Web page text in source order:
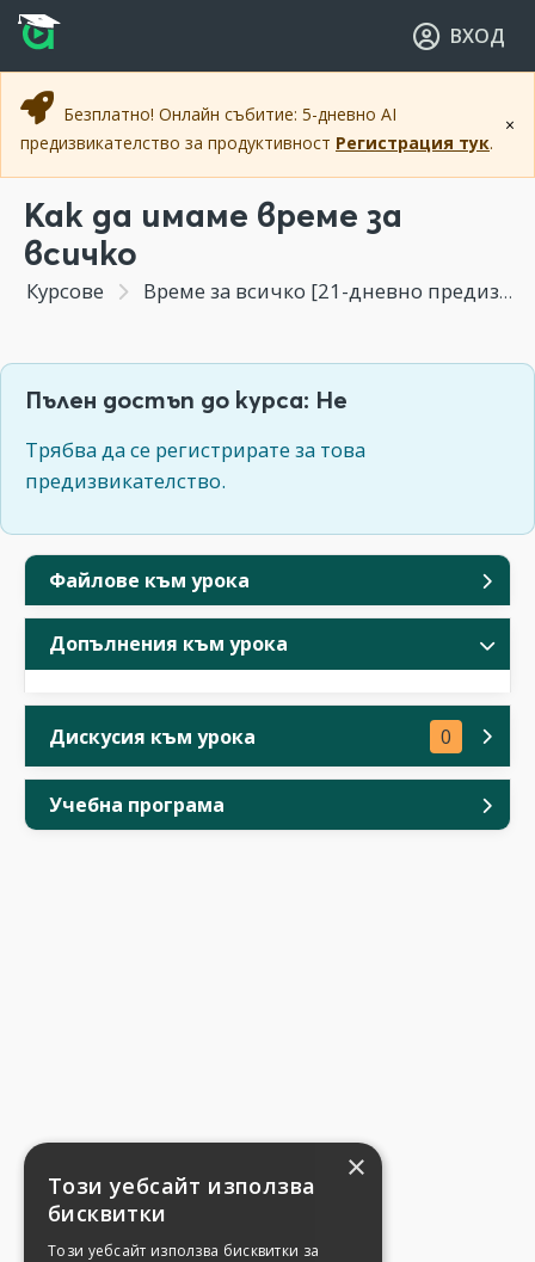
Прескочи към основното съдържание
Прескочи към навигацията
ВХОД
×
Безплатно! Онлайн събитие: 5-дневно AI
предизвикателство за продуктивност Регистрация тук.
Файлове към урока
Допълнения към урока
Дискусия към урока 0
Учебна програма
Как да имаме време за
всичко
Курсове Време за всичко [21-дневно предизвикателство]
Пълен достъп до курса: Не
Трябва да се регистрирате за това
предизвикателство.
×
Този уебсайт използва
бисквитки
Този уебсайт използва бисквитки за